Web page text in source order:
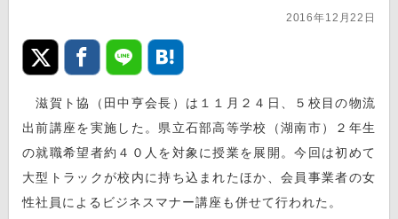
2016年12月22日
滋賀ト協（田中亨会長）は１１月２４日、５校目の物流
出前講座を実施した。県立石部高等学校（湖南市）２年生
の就職希望者約４０人を対象に授業を展開。今回は初めて
大型トラックが校内に持ち込まれたほか、会員事業者の女
性社員によるビジネスマナー講座も併せて行われた。